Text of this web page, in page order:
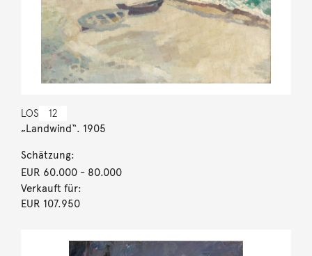
LOS 12
„Landwind“. 1905
Schätzung:
EUR 60.000- 80.000
Verkauft für:
EUR 107.950